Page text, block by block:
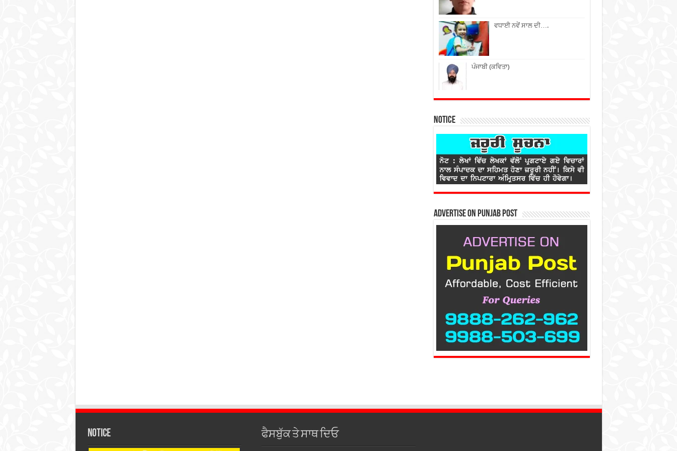
ਵਧਾਈ ਨਵੇਂ ਸਾਲ ਦੀ….
ਪੰਜਾਬੀ (ਕਵਿਤਾ)
Notice
Advertise on Punjab Post
Notice ਫੈਸਬੁੱਕ ਤੇ ਸਾਥ ਦਿਓ